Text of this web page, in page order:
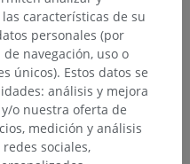
características de su
personales (por
navegación, uso o
únicos). Estos datos se
análisis y mejora
o nuestra oferta de
medición y análisis
sociales,